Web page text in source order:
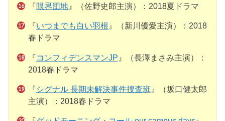
『限界団地』（佐野史郎主演）：2018夏ドラマ
『いつまでも白い羽根 』（新川優愛主演）：2018
春ドラマ
『コンフィデンスマンJP 』（長澤まさみ主演）：
2018春ドラマ
『シグナル 長期未解決事件捜査班 』（坂口健太郎
主演）：2018春ドラマ